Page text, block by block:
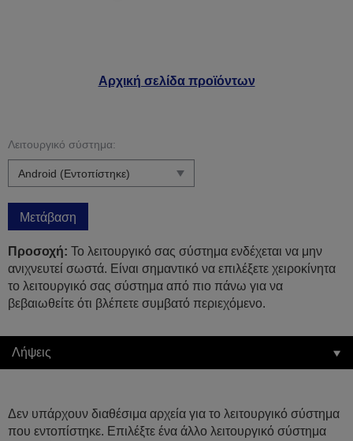
Αρχική σελίδα προϊόντων
Λειτουργικό σύστημα:
Μετάβαση
Προσοχή: Το λειτουργικό σας σύστημα ενδέχεται να μην
ανιχνευτεί σωστά. Είναι σημαντικό να επιλέξετε χειροκίνητα
το λειτουργικό σας σύστημα από πιο πάνω για να
βεβαιωθείτε ότι βλέπετε συμβατό περιεχόμενο.
Λήψεις
Δεν υπάρχουν διαθέσιμα αρχεία για το λειτουργικό σύστημα
που εντοπίστηκε. Επιλέξτε ένα άλλο λειτουργικό σύστημα